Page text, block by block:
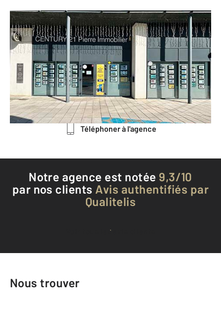
CENTURY 21 Pierre Immobilier
46 rue des Bouchers Résidence des
Galeries Nouvelles
MOULINS - 03000
Envoyer un message
Téléphoner à l'agence
Notre agence est notée 9,3/10
par nos clients Avis authentifiés par
Qualitelis
Voir tous les avis clients
Nous trouver